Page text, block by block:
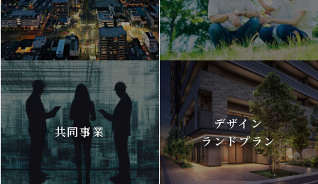
共同事業
デザイン
ランドプラン